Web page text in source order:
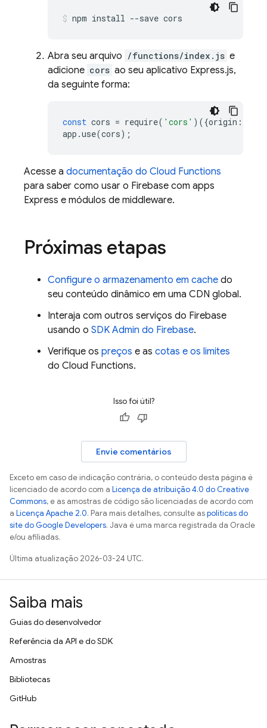
npm install --save cors
Abra seu arquivo /functions/index.js e
adicione cors ao seu aplicativo Express.js,
da seguinte forma:
const cors = require( 'cors' )({origin :
app .use(cors);
Acesse a documentação do Cloud Functions
para saber como usar o Firebase com apps
Express e módulos de middleware.
Próximas etapas
Configure o armazenamento em cache do
seu conteúdo dinâmico em uma CDN global.
Interaja com outros serviços do Firebase
usando o SDK Admin do Firebase.
Verifique os preços e as cotas e os limites
do Cloud Functions.
Isso foi útil?
Envie comentários
Exceto em caso de indicação contrária, o conteúdo desta página é
licenciado de acordo com a Licença de atribuição 4.0 do Creative
Commons, e as amostras de código são licenciadas de acordo com
a Licença Apache 2.0. Para mais detalhes, consulte aspolíticas do
site do Google Developers. Java é uma marca registrada da Oracle
e/ou afiliadas.
Última atualização 2026-03-24 UTC.
Saiba mais
Guias do desenvolvedor
Referência da API e do SDK
Amostras
Bibliotecas
GitHub